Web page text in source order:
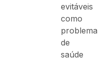
evitáveis
como
problema
de
saúde